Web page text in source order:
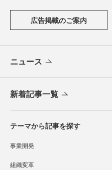
広告掲載のご案内
ニュース
新着記事一覧
テーマから記事を探す
事業開発
組織変革